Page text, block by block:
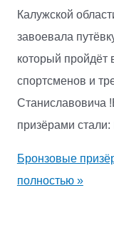
Калужской
завоевала
который пройдёт
спортсменов и
Станиславовича
призёрами
Бронзовые
полностью »